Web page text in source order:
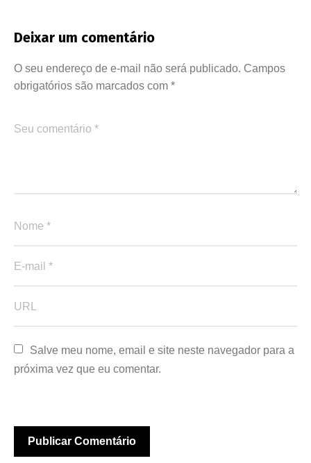
Deixar um comentário
O seu endereço de e-mail não será publicado. Campos
obrigatórios são marcados com *
Salve meu nome, email e site neste navegador para a
próxima vez que eu comentar.